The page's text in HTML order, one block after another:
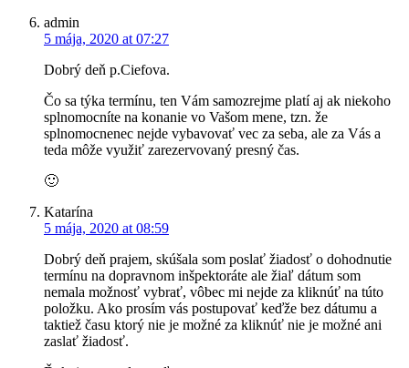
admin
5 mája, 2020 at 07:27
Dobrý deň p.Ciefova.
Čo sa týka termínu, ten Vám samozrejme platí aj ak niekoho
splnomocníte na konanie vo Vašom mene, tzn. že
splnomocnenec nejde vybavovať vec za seba, ale za Vás a
teda môže využiť zarezervovaný presný čas.
🙂
Katarína
5 mája, 2020 at 08:59
Dobrý deň prajem, skúšala som poslať žiadosť o dohodnutie
termínu na dopravnom inšpektoráte ale žiaľ dátum som
nemala možnosť vybrať, vôbec mi nejde za kliknúť na túto
položku. Ako prosím vás postupovať keďže bez dátumu a
taktiež času ktorý nie je možné za kliknúť nie je možné ani
zaslať žiadosť.